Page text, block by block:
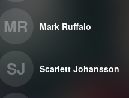
MR Mark Ruffalo
SJ Scarlett Johansson